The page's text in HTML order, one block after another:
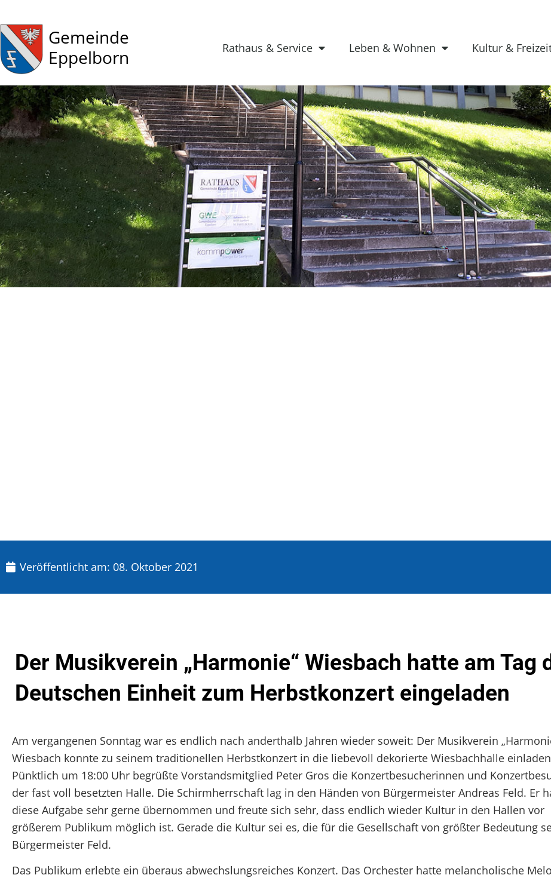
Gemeinde
Eppelborn
Rathaus & Service Leben & Wohnen Kultur &
Veröffentlicht am: 08. Oktober 2021
Der Musikverein „Harmonie“ Wiesbach hatte am Tag
Deutschen Einheit zum Herbstkonzert eingeladen
Am vergangenen Sonntag war es endlich nach anderthalb Jahren wieder soweit: Der Musikverein
Wiesbach konnte zu seinem traditionellen Herbstkonzert in die liebevoll dekorierte Wiesbachhalle
Pünktlich um 18:00 Uhr begrüßte Vorstandsmitglied Peter Gros die Konzertbesucherinnen und
der fast voll besetzten Halle. Die Schirmherrschaft lag in den Händen von Bürgermeister Andreas Feld. Er
diese Aufgabe sehr gerne übernommen und freute sich sehr, dass endlich wieder Kultur in den Hallen vor
größerem Publikum möglich ist. Gerade die Kultur sei es, die für die Gesellschaft von größter Bedeutung
Bürgermeister Feld.
Das Publikum erlebte ein überaus abwechslungsreiches Konzert. Das Orchester hatte melancholische